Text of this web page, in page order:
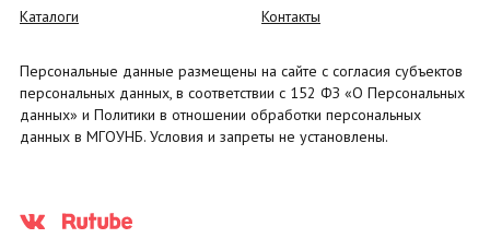
Каталоги
Контакты
Персональные данные размещены на сайте с согласия субъектов
персональных данных, в соответствии с 152 ФЗ «О Персональных
данных» и Политики в отношении обработки персональных
данных в МГОУНБ. Условия и запреты не установлены.